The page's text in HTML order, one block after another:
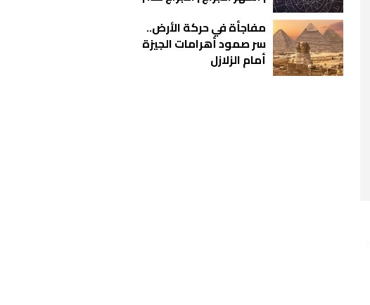
الأبراج | تاريخ الأبراج
مفاجأة في حركة الأرض..
سر صمود أهرامات الجيزة
أمام الزلازل